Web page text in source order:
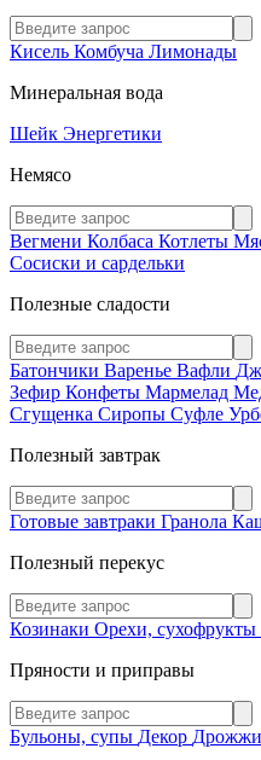
Кисель Комбуча Лимонады
Минеральная вода
Шейк Энергетики
Немясо
Вегмени Колбаса Котлеты
Сосиски и сардельки
Полезные сладости
Батончики Варенье Вафли
Зефир Конфеты Мармелад
Сгущенка Сиропы Суфле
Полезный завтрак
Готовые завтраки Гранола
Полезный перекус
Козинаки Орехи, сухофрукты
Пряности и приправы
Бульоны, супы Декор Дрожжи